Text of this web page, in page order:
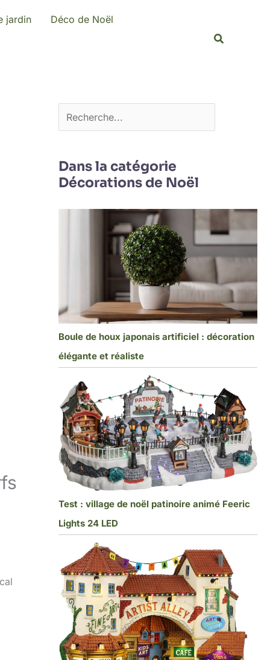
jardin Déco de Noël
r
e
Dans la catégorie
Décorations de Noël
Boule de houx japonais artificiel : décoration
élégante et réaliste
Test : village de noël patinoire animé Feeric
Lights 24 LED